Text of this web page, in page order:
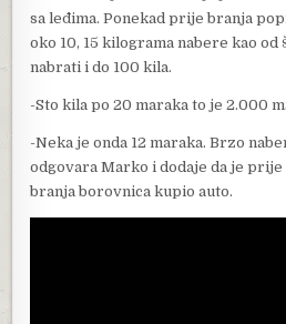
sa leđima. Ponekad prije branja
oko 10, 15 kilograma nabere kao od
nabrati i do 100 kila.
-Sto kila po 20 maraka to je 2.000
-Neka je onda 12 maraka. Brzo
odgovara Marko i dodaje da je prije
branja borovnica kupio auto.